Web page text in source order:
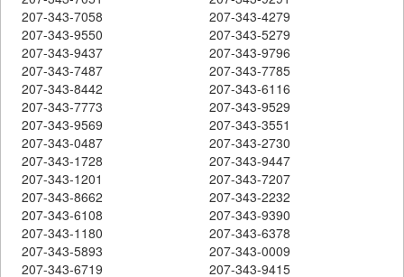
207-343-7058
207-343-4279
207-343-9550
207-343-5279
207-343-9437
207-343-9796
207-343-7487
207-343-7785
207-343-8442
207-343-6116
207-343-7773
207-343-9529
207-343-9569
207-343-3551
207-343-0487
207-343-2730
207-343-1728
207-343-9447
207-343-1201
207-343-7207
207-343-8662
207-343-2232
207-343-6108
207-343-9390
207-343-1180
207-343-6378
207-343-5893
207-343-0009
207-343-6719
207-343-9415